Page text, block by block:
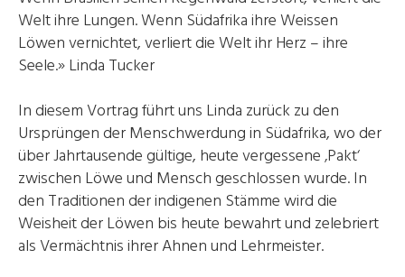
Welt ihre Lungen. Wenn Südafrika ihre Weissen
Löwen vernichtet, verliert die Welt ihr Herz – ihre
Seele.» Linda Tucker
In diesem Vortrag führt uns Linda zurück zu den
Ursprüngen der Menschwerdung in Südafrika, wo der
über Jahrtausende gültige, heute vergessene ‚Pakt‘
zwischen Löwe und Mensch geschlossen wurde. In
den Traditionen der indigenen Stämme wird die
Weisheit der Löwen bis heute bewahrt und zelebriert
als Vermächtnis ihrer Ahnen und Lehrmeister.